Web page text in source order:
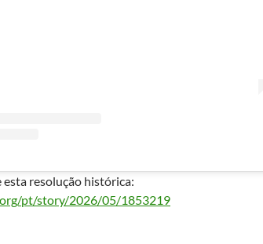
esta resolução histórica:
pt/story/2026/05/1853219